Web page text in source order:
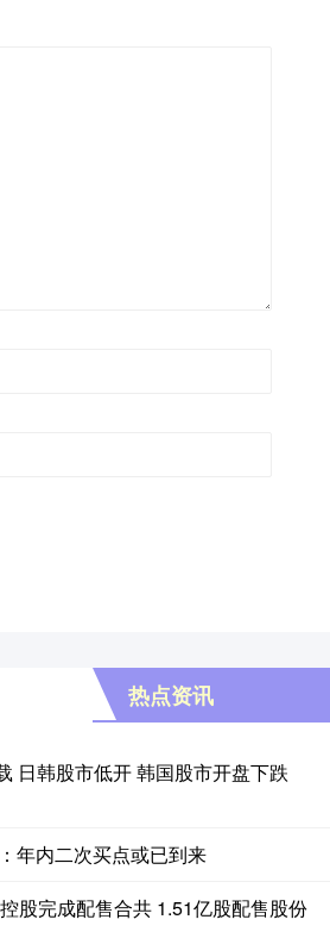
热点资讯
日韩股市低开 韩国股市开盘下跌
年内二次买点或已到来
股完成配售合共 1.51亿股配售股份